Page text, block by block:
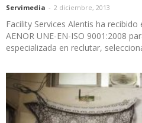
Servimedia - 2 diciembre, 2013
Facility Services Alentis ha
AENOR UNE-EN-ISO 9001:2008
especializada en reclutar,